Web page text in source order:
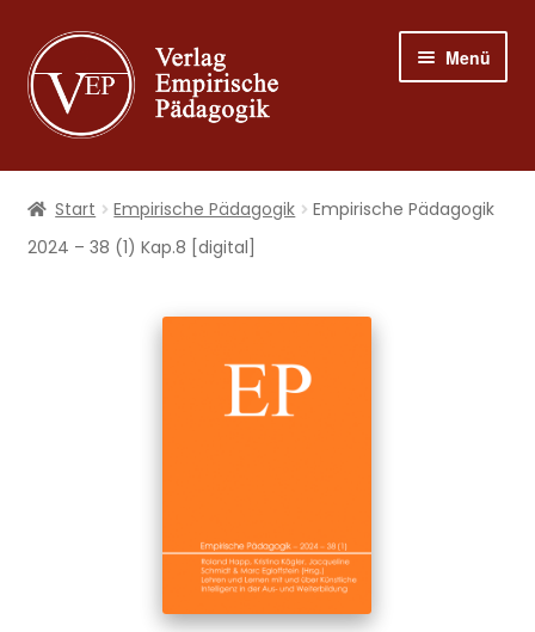
Zur
Navigation
springen
Zum
Inhalt
springen
Menü
Shop
Programm
Start Empirische Pädagogik
Empirische Pädagogik
2024 – 38 (1) Kap.8 [digital]